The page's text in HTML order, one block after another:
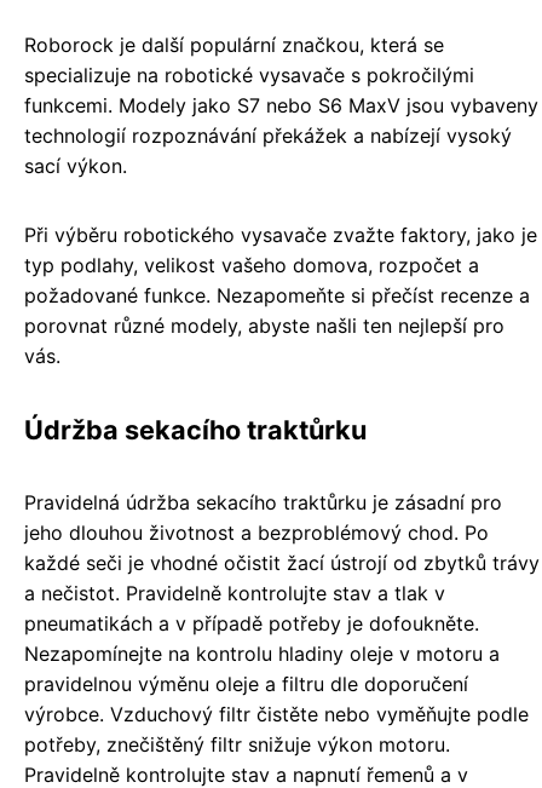
Roborock je další populární značkou, která se
specializuje na robotické vysavače s pokročilými
funkcemi. Modely jako S7 nebo S6 MaxV jsou vybaveny
technologií rozpoznávání překážek a nabízejí vysoký
sací výkon.
Při výběru robotického vysavače zvažte faktory, jako je
typ podlahy, velikost vašeho domova, rozpočet a
požadované funkce. Nezapomeňte si přečíst recenze a
porovnat různé modely, abyste našli ten nejlepší pro
vás.
Údržba sekacího traktůrku
Pravidelná údržba sekacího traktůrku je zásadní pro
jeho dlouhou životnost a bezproblémový chod. Po
každé seči je vhodné očistit žací ústrojí od zbytků trávy
a nečistot. Pravidelně kontrolujte stav a tlak v
pneumatikách a v případě potřeby je dofoukněte.
Nezapomínejte na kontrolu hladiny oleje v motoru a
pravidelnou výměnu oleje a filtru dle doporučení
výrobce. Vzduchový filtr čistěte nebo vyměňujte podle
potřeby, znečištěný filtr snižuje výkon motoru.
Pravidelně kontrolujte stav a napnutí řemenů a v